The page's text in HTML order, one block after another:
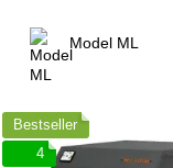
Model ML
Bestseller
4